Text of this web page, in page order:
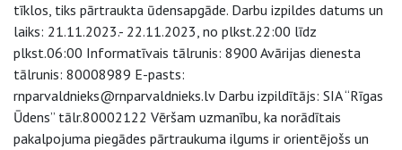
tīklos, tiks pārtraukta ūdensapgāde. Darbu izpildes datums un
laiks: 21.11.2023.- 22.11.2023, no plkst.22:00 līdz
plkst.06:00 Informatīvais tālrunis: 8900 Avārijas dienesta
tālrunis: 80008989 E-pasts:
rnparvaldnieks@rnparvaldnieks.lv Darbu izpildītājs: SIA “Rīgas
Ūdens” tālr.80002122 Vēršam uzmanību, ka norādītais
pakalpojuma piegādes pārtraukuma ilgums ir orientējošs un